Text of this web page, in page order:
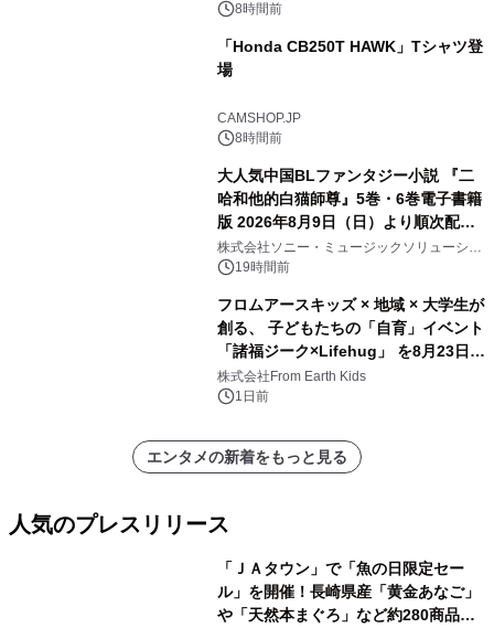
8時間前
「Honda CB250T HAWK」Tシャツ登
場
CAMSHOP.JP
8時間前
大人気中国BLファンタジー小説 『二
哈和他的白猫師尊』5巻・6巻電子書籍
版 2026年8月9日（日）より順次配信
開始
株式会社ソニー・ミュージックソリューショ
ンズ19時間前
フロムアースキッズ × 地域 × 大学生が
創る、 子どもたちの「自育」イベント
「諸福ジーク×Lifehug」 を8月23日
(日)開催
株式会社From Earth Kids
1日前
エンタメの新着をもっと見る
人気のプレスリリース
「ＪＡタウン」で「魚の日限定セー
ル」を開催！長崎県産「黄金あなご」
や「天然本まぐろ」など約280商品を